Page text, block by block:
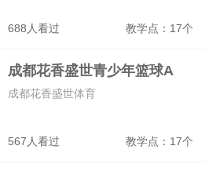
688人看过 教学点：17个
成都花香盛世青少年篮球A
+课训练班
567人看过 教学点：17个
成都花香盛世体育